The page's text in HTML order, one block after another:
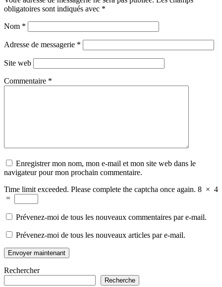
obligatoires sont indiqués avec *
Nom *
Adresse de messagerie *
Site web
Commentaire *
Enregistrer mon nom, mon e-mail et mon site web dans le
navigateur pour mon prochain commentaire.
Time limit exceeded. Please complete the captcha once again. 8 × 4
=
Prévenez-moi de tous les nouveaux commentaires par e-mail.
Prévenez-moi de tous les nouveaux articles par e-mail.
Rechercher
Recherche